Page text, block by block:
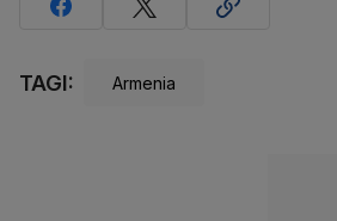
TAGI: Armenia